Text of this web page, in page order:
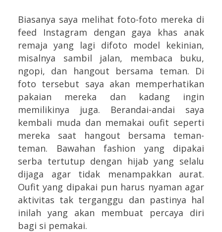
Biasanya saya melihat foto-foto mereka di
feed Instagram dengan gaya khas anak
remaja yang lagi difoto model kekinian,
misalnya sambil jalan, membaca buku,
ngopi, dan hangout bersama teman. Di
foto tersebut saya akan memperhatikan
pakaian mereka dan kadang ingin
memilikinya juga. Berandai-andai saya
kembali muda dan memakai oufit seperti
mereka saat hangout bersama teman-
teman. Bawahan fashion yang dipakai
serba tertutup dengan hijab yang selalu
dijaga agar tidak menampakkan aurat.
Oufit yang dipakai pun harus nyaman agar
aktivitas tak terganggu dan pastinya hal
inilah yang akan membuat percaya diri
bagi si pemakai.